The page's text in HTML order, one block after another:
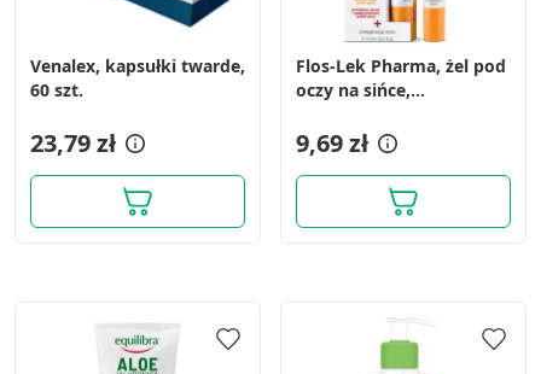
Venalex, kapsułki twarde,
60 szt.
23,79 zł
Flos-Lek Pharma, żel pod
oczy na sińce,
ml
9,69 zł